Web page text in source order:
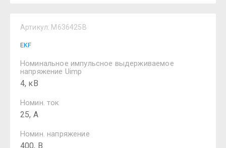
Артикул: M636425B
EKF
Номинальное импульсное выдерживаемое
напряжение Uimp
4, кВ
Номин. ток
25, А
Номин. напряжение
400, В